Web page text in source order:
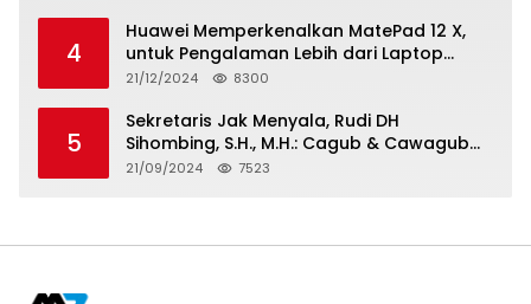
4
Huawei Memperkenalkan MatePad 12 X,
untuk Pengalaman Lebih dari Laptop
dengan Layar Ultra Bright dan Desain
Standar Baru untuk Produktivitas di Mana
Saja
21/12/2024 8300
5
Sekretaris Jak Menyala, Rudi DH
Sihombing, S.H., M.H.: Cagub & Cawagub
DKI Jakarta Pramono Anung dan Rano
21/09/2024 7523